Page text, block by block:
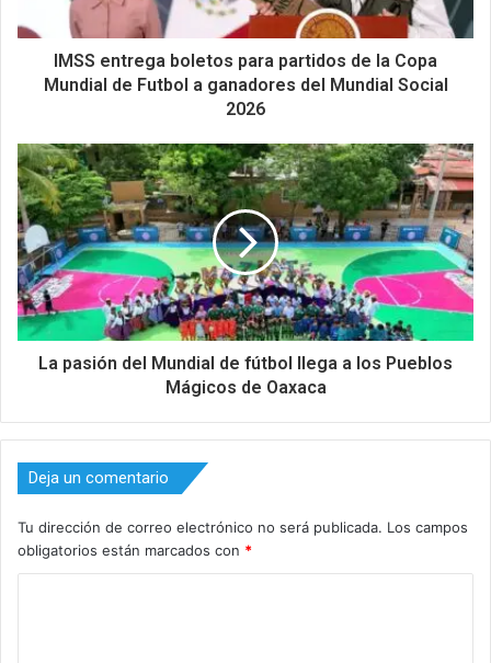
IMSS entrega boletos para partidos de la Copa
Mundial de Futbol a ganadores del Mundial Social
2026
La pasión del Mundial de fútbol llega a los Pueblos
Mágicos de Oaxaca
Deja un comentario
Tu dirección de correo electrónico no será publicada. Los campos
obligatorios están marcados con *